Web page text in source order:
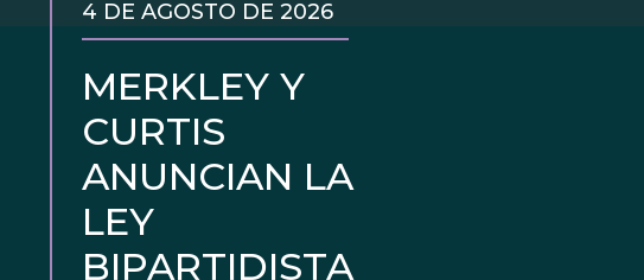
MERKLEY Y
CURTIS
ANUNCIAN LA
LEY
BIPARTIDISTA
4 DE AGOSTO DE 2026